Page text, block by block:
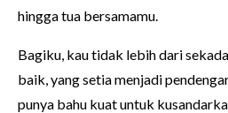
hingga tua bersamamu.
Bagiku, kau tidak lebih dari
baik, yang setia menjadi
punya bahu kuat untuk